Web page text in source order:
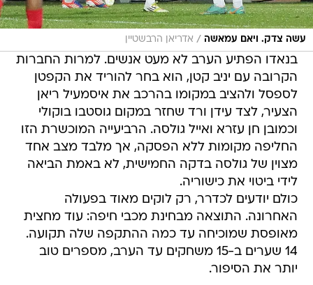
עשה צדק. ויאם עמאשה / אדריאן הרבשטיין
בנאדו הפתיע הערב לא מעט אנשים. למרות החברות
הקרובה עם יניב קטן, הוא בחר להוריד את הקפטן
לספסל ולהציב במקומו בהרכב את איסמעיל ריאן
הצעיר, לצד עידן ורד שחזר במקום גוסטבו בוקולי
וכמובן חן עזרא ואייל גולסה. הרביעייה המוכשרת הזו
החליפה מקומות ללא הפסקה, אך מלבד מצב אחד
מצוין של גולסה בדקה החמישית, לא באמת הביאה
לידי ביטוי את כישוריה.
כולם יודעים לכדרר, רק לוקים מאוד בפעולה
האחרונה. התוצאה מבחינת מכבי חיפה: עוד מחצית
מאופסת שמוכיחה עד כמה ההתקפה שלה תקועה.
14 שערים ב-15 משחקים עד הערב, מספרים טוב
יותר את הסיפור.